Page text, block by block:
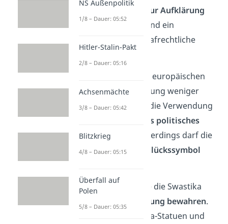
darf deswegen
nur zur Aufklärung
dargestellt werden und ein
kann strafrechtliche
In manchen anderen europäischen
Ländern ist die Regelung weniger
streng. Auch hier ist die Verwendung
als politisches
Symbol verboten
. Allerdings darf die
Swastika weiter als
Glückssymbol
Auch inAsien
konnte die Swastika
positive Bedeutung bewahren.
Besonders an Buddha-Statuen und
NS Außenpolitik
1/8 – Dauer: 05:52
Hitler-Stalin-Pakt
2/8 – Dauer: 05:16
Achsenmächte
3/8 – Dauer: 05:42
Blitzkrieg
4/8 – Dauer: 05:15
Überfall auf
Polen
5/8 – Dauer: 05:35